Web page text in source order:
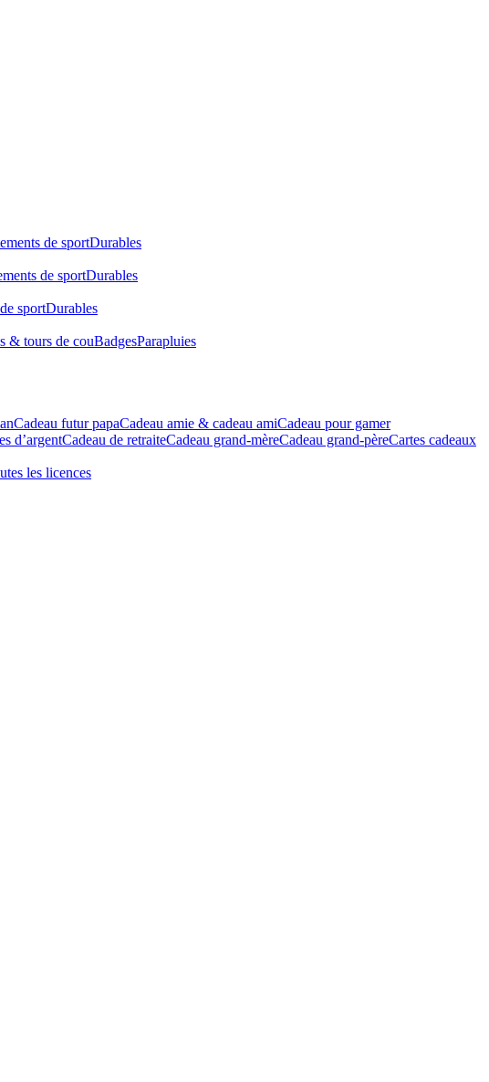
de sportDurables
de sportDurables
sportDurables
& tours de couBadgesParapluies
Cadeau futur papaCadeau amie & cadeau amiCadeau pour gamer
d’argentCadeau de retraiteCadeau grand-mèreCadeau grand-pèreCartes cadeaux
les licences